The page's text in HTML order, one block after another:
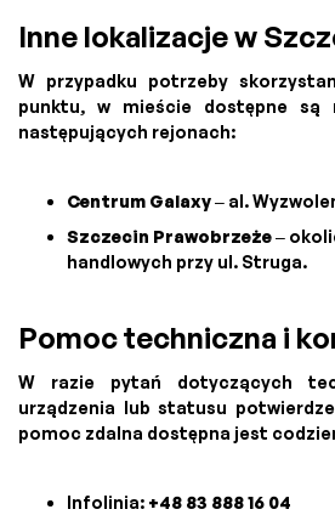
Inne lokalizacje w
W przypadku potrzeby
punktu, w mieście dostępne są
następujących rejonach:
Centrum Galaxy– al.
Szczecin Prawobrzeże–
handlowych przy ul. Struga.
Pomoc techniczna i
W razie pytań dotyczących
urządzenia lub statusu
pomoc zdalna dostępna jest
Infolinia: +48 83 888 16 04